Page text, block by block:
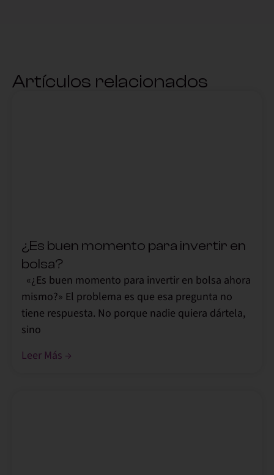
Artículos relacionados
¿Es buen momento para invertir en
bolsa?
«¿Es buen momento para invertir en bolsa ahora
mismo?» El problema es que esa pregunta no
tiene respuesta. No porque nadie quiera dártela,
sino
Leer Más →